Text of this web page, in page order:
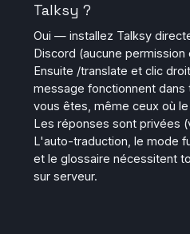
Talksy ?
Oui — installez Talksy
Discord (aucune
Ensuite /translate et clic
message fonctionnent dans
vous êtes, même ceux où
Les réponses sont privées
L'auto-traduction, le mode
et le glossaire nécessitent
sur serveur.